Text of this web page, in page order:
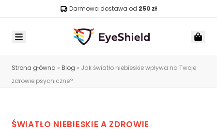
Darmowa dostawa od 250 zł
Strona główna » Blog » Jak światło niebieskie wpływa na Twoje
zdrowie psychiczne?
ŚWIATŁO NIEBIESKIE A ZDROWIE